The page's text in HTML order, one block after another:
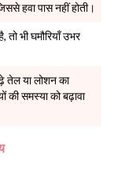
हवा पास नहीं होती।
भी घमौरियाँ उभर
तेल या लोशन का
की समस्या को बढ़ावा